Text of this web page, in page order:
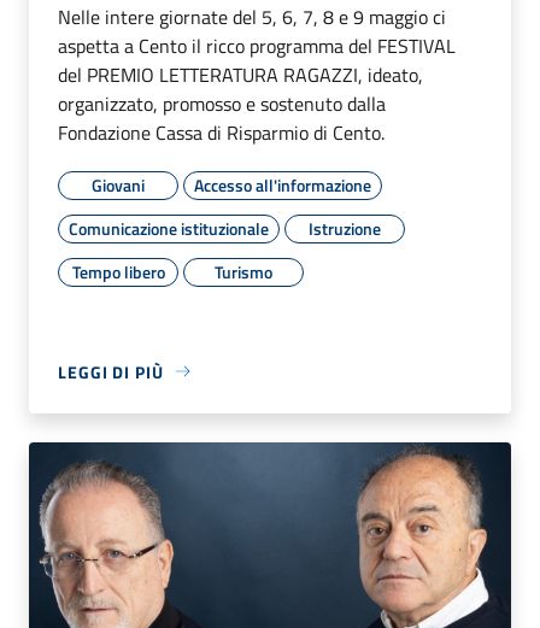
Nelle intere giornate del 5, 6, 7, 8 e 9 maggio ci
aspetta a Cento il ricco programma del FESTIVAL
del PREMIO LETTERATURA RAGAZZI, ideato,
organizzato, promosso e sostenuto dalla
Fondazione Cassa di Risparmio di Cento.
Giovani
Accesso all'informazione
Comunicazione istituzionale
Istruzione
Tempo libero
Turismo
LEGGI DI PIÙ